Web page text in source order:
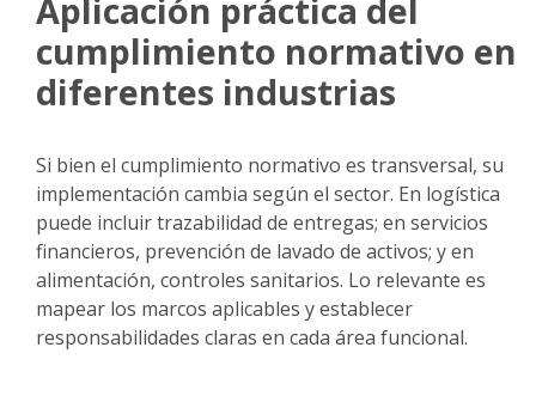
Aplicación práctica del
cumplimiento normativo en
diferentes industrias
Si bien el cumplimiento normativo es transversal, su
implementación cambia según el sector. En logística
puede incluir trazabilidad de entregas; en servicios
financieros, prevención de lavado de activos; y en
alimentación, controles sanitarios. Lo relevante es
mapear los marcos aplicables y establecer
responsabilidades claras en cada área funcional.